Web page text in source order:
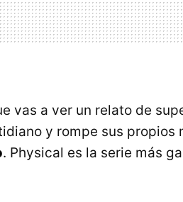
vas a ver un relato de
y rompe sus propios
. Physical es la serie más